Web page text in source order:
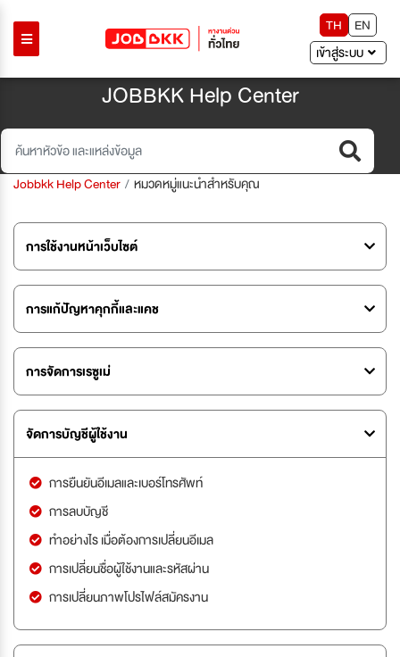
TH
EN
เข้าสู่ระบบ
JOBBKK Help Center
Jobbkk Help Center หมวดหมู่แนะนำสำหรับคุณ
การใช้งานหน้าเว็บไซต์
การแก้ปัญหาคุกกี้และแคช
การจัดการเรซูเม่
จัดการบัญชีผู้ใช้งาน
การยืนยันอีเมลและเบอร์โทรศัพท์
การลบบัญชี
ทำอย่างไร เมื่อต้องการเปลี่ยนอีเมล
การเปลี่ยนชื่อผู้ใช้งานและรหัสผ่าน
การเปลี่ยนภาพโปรไฟล์สมัครงาน